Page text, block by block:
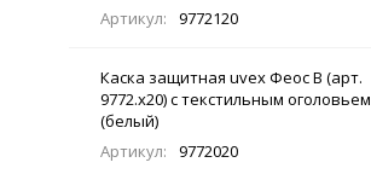
Артикул:
9772120
Каска защитная uvex Феос B (арт.
9772.x20) с текстильным оголовьем
(белый)
Артикул:
9772020